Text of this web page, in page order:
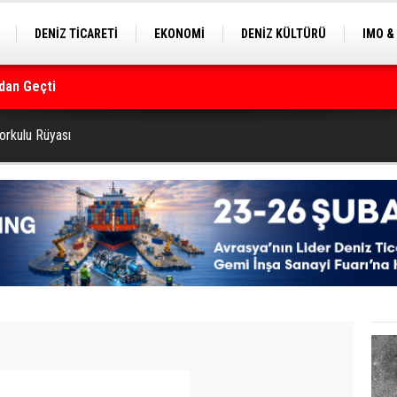
DENİZ TİCARETİ EKONOMİ DENİZ KÜLTÜRÜ
IMO
Geçti
Rüyası